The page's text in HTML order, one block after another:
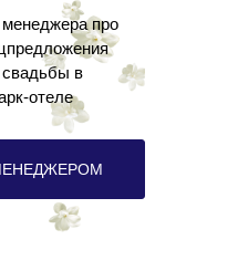
про
свадьбы в
отеле